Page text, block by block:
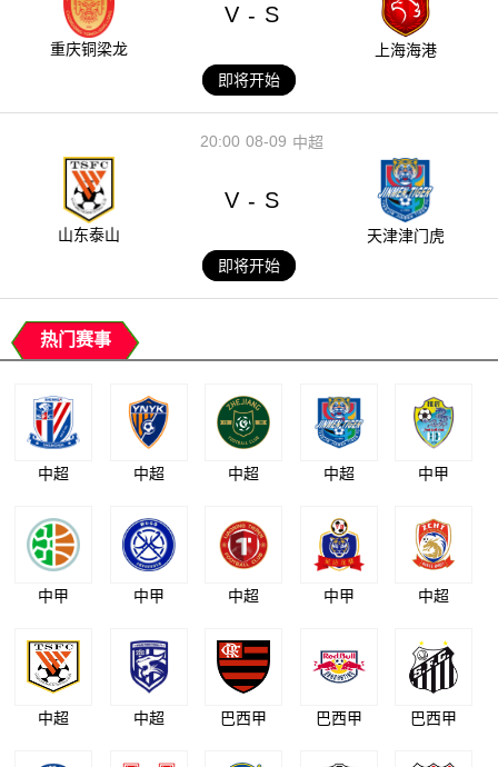
重庆铜梁龙
V - S
上海海港
即将开始
08-09
20:00 中超
山东泰山
V - S
天津津门虎
即将开始
热门赛事
中超 中超 中超 中超 中甲
中甲 中甲 中超 中甲 中超
中超 中超 巴西甲 巴西甲 巴西甲